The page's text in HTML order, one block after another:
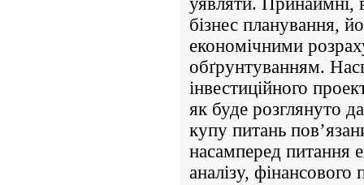
бізнес планування,
економічними
обґрунтуванням.
інвестиційного
як буде розглянуто
купу питань
насамперед питання
аналізу, фінансового